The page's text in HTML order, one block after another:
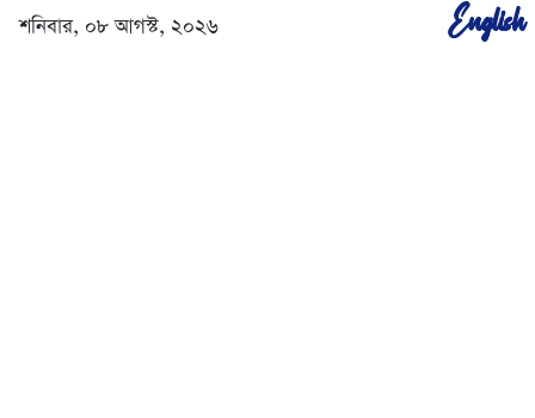
শনিবার, ০৮ আগস্ট, ২০২৬ English